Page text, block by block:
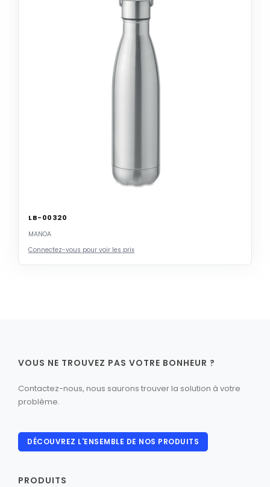
LB-00320
MANOA
Connectez-vous pour voir les prix
VOUS NE TROUVEZ PAS VOTRE BONHEUR ?
Contactez-nous, nous saurons trouver la solution à votre
problème.
DÉCOUVREZ L'ENSEMBLE DE NOS PRODUITS
PRODUITS